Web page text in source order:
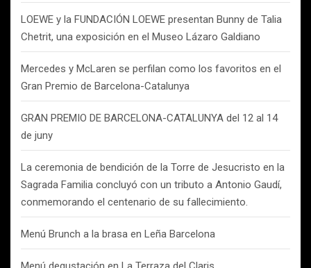
LOEWE y la FUNDACIÓN LOEWE presentan Bunny de Talia
Chetrit, una exposición en el Museo Lázaro Galdiano
Mercedes y McLaren se perfilan como los favoritos en el
Gran Premio de Barcelona-Catalunya
GRAN PREMIO DE BARCELONA-CATALUNYA del 12 al 14
de juny
La ceremonia de bendición de la Torre de Jesucristo en la
Sagrada Familia concluyó con un tributo a Antonio Gaudí,
conmemorando el centenario de su fallecimiento.
Menú Brunch a la brasa en Leña Barcelona